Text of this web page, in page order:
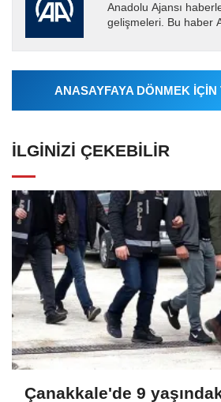
Anadolu Ajansı
gelişmeleri. Bu haber
tarafından geçilen
ANASAYFAYA DÖNMEK İÇİN
İLGINIZI ÇEKEBILIR
Çanakkale'de 9